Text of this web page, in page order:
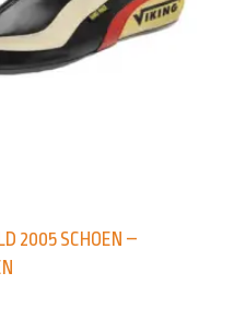
2005 SCHOEN –